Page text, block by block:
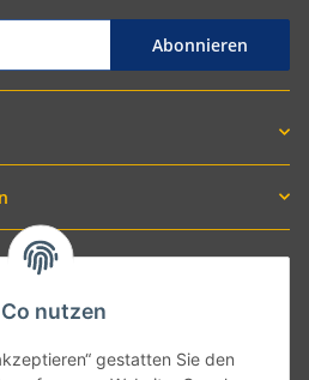
Abonnieren
nutzen
gestatten Sie den